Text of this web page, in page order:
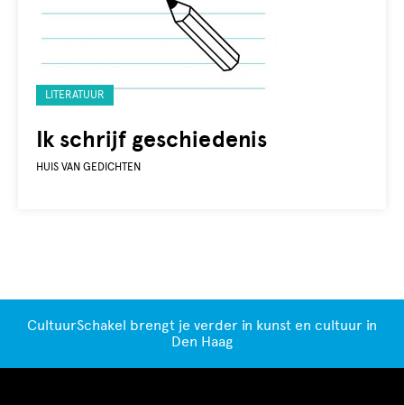
Ik schrijf geschiedenis
Gelabeld
met:
LITERATUUR
HUIS VAN GEDICHTEN
CultuurSchakel brengt je verder in kunst en cultuur in
Den Haag